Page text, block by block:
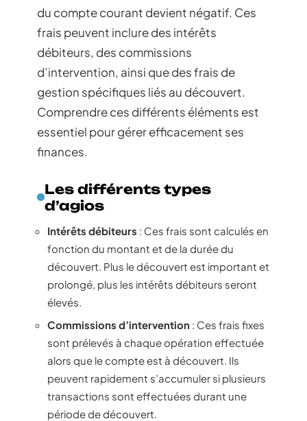
du compte courant devient négatif. Ces
frais peuvent inclure des intérêts
débiteurs, des commissions
d’intervention, ainsi que des frais de
gestion spécifiques liés au découvert.
Comprendre ces différents éléments est
essentiel pour gérer efficacement ses
finances.
Les différents types
d’agios
Intérêts débiteurs : Ces frais sont calculés en
fonction du montant et de la durée du
découvert. Plus le découvert est important et
prolongé, plus les intérêts débiteurs seront
élevés.
Commissions d’intervention : Ces frais fixes
sont prélevés à chaque opération effectuée
alors que le compte est à découvert. Ils
peuvent rapidement s’accumuler si plusieurs
transactions sont effectuées durant une
période de découvert.